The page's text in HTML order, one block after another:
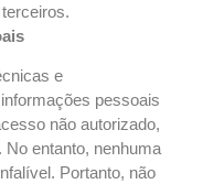
e
pessoais
não autorizado,
entanto, nenhuma
Portanto, não